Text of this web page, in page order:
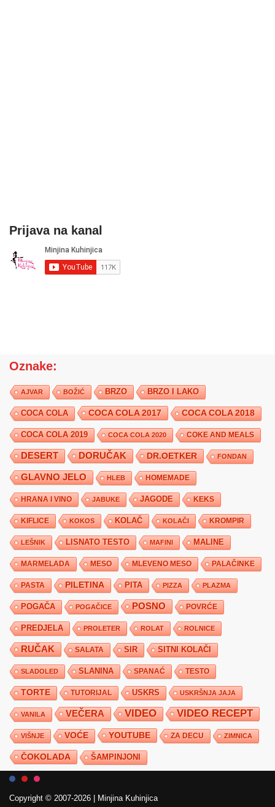
Prijava na kanal
Oznake:
AJVAR BOŽIĆ BRZO BRZO I LAKO
COCA COLA COCA COLA 2017 COCA COLA 2018
COCA COLA 2019 COCA COLA 2020 COKE AND MEALS
DESERT DORUČAK DR.OETKER FONDAN
GLAVNO JELO HLEB HOMEMADE
HRANA I VINO JABUKE JAGODE KEKS
KIFLICE KOKOS KOLAČ KOLAČI KROMPIR
LEŠNIK LISNATO TESTO MAFINI MALINE
MARMELADA MESO MLEVENO MESO PALAČINKE
PASTA PILETINA PITA PIZZA PLAZMA
POGAČA POGAČICE POSNO POVRĆE
PREDJELA PROLETER ROLAT ROLNICE
RUČAK SALATA SIR SITNI KOLAČI
SLADOLED SLANINA SPANAĆ TESTO
TORTE TUTORIJAL USKRS USKRŠNJA JAJA
VANILA VEČERA VIDEO VIDEO RECEPT
VIŠNJE VOĆE YOUTUBE ZA DECU ZIMNICA
ČOKOLADA ŠAMPINJONI
Copyright © 2007-2026 | Minjina Kuhinjica